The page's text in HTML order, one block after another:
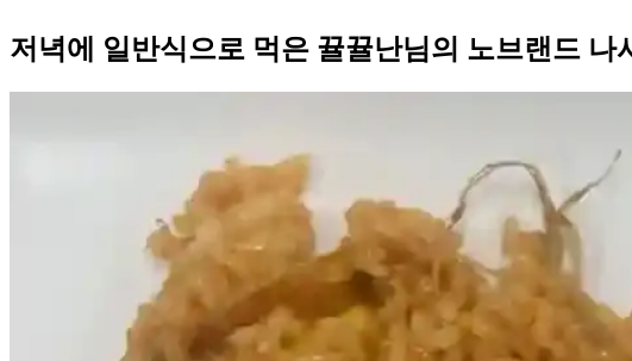
저녁에 일반식으로 먹은 뀰뀰난님의 노브랜드 나